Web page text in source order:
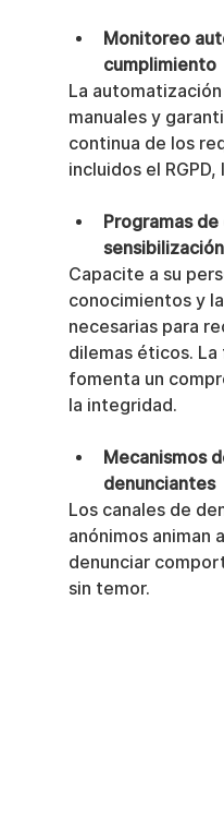
Monitoreo
cumplimiento
La
manuales y
continua de los
incluidos el RGPD,
Programas
sensibilización
Capacite a su
conocimientos y
necesarias para
dilemas éticos.
fomenta un
la integridad.
Mecanismos
denunciantes
Los canales de
anónimos animan
denunciar
sin temor.